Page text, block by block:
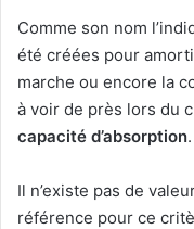
Comme son nom
été créées pour
marche ou encore la
à voir de près lors du
capacité d’absorption.
Il n’existe pas de
référence pour ce